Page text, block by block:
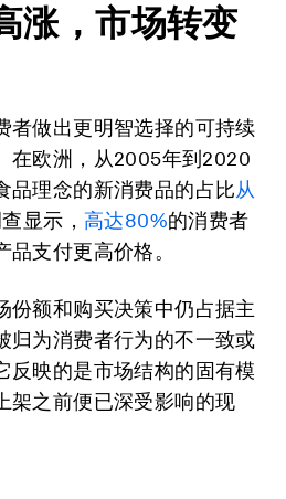
涨，市场转变
者做出更明智选择的可持续
在欧洲，从2005年到2020
品理念的新消费品的占比从
显示，高达80%的消费者
支付更高价格。
份额和购买决策中仍占据主
归为消费者行为的不一致或
反映的是市场结构的固有模
架之前便已深受影响的现